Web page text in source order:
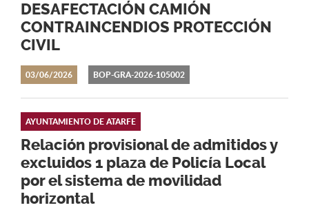
03/06/2026
DESAFECTACIÓN CAMIÓN
CONTRAINCENDIOS PROTECCIÓN
CIVIL
BOP-GRA-2026-105002
Relación provisional de admitidos y
excluidos 1 plaza de Policía Local
por el sistema de movilidad
horizontal
AYUNTAMIENTO DE ATARFE